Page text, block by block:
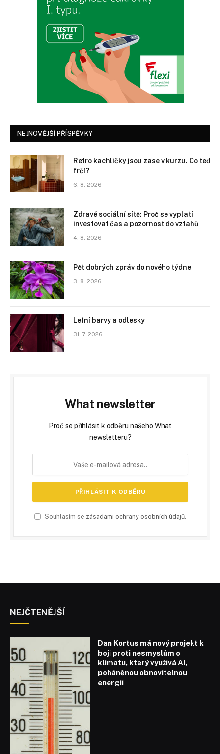
NEJNOVĚJŠÍ PŘÍSPĚVKY
Retro kachličky jsou zase v kurzu. Co teď
frčí?
6. 8. 2026
Zdravé sociální sítě: Proč se vyplatí
investovat čas a pozornost do vztahů
4. 8. 2026
Pět dobrých zpráv do nového týdne
3. 8. 2026
Letní barvy a odlesky
31. 7. 2026
What newsletter
Proč se přihlásit k odběru našeho What
newsletteru?
Souhlasím se zásadami ochrany osobních údajů.
NEJČTENĚJŠÍ
Dan Kortus má nový projekt k
boji proti nesmyslům o
klimatu, který využívá AI,
poháněnou obnovitelnou
energií